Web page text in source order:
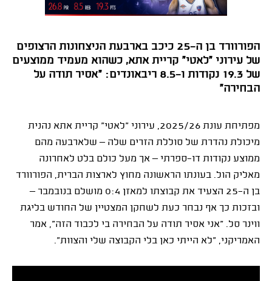
הפורוורד בן ה־25 כיכב בארבעת הניצחונות הרצופים
של עירוני "לאטי" קריית אתא, כשהוא מעמיד ממוצעים
של 19.3 נקודות ו־8.5 ריבאונדים: "אסיר תודה על
הבחירה"
מפתיחת עונת 2025/26, עירוני "לאטי" קריית אתא נהנית
מיכולת נהדרת של סוללת הזרים שלה – שלארבעה מהם
ממוצע נקודות דו־ספרתי – אך מעל כולם בלט לאחרונה
מאליק הול. בעונתו הראשונה מחוץ לארצות הברית, הפורוורד
בן ה־25 הצעיד את קבוצתו למאזן 0:4 מושלם בנובמבר –
ובזכות כך אף נבחר כעת לשחקן המצטיין של החודש בליגת
ווינר סל. "אני אסיר תודה על הבחירה בי לכבוד הזה", אמר
האמריקני, "לא הייתי כאן בלי הקבוצה שלי והצוות".